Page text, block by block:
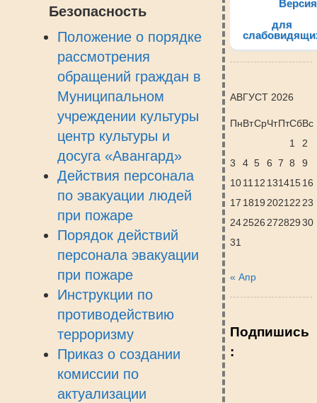
Безопасность
Положение о порядке
рассмотрения
обращений граждан в
Муниципальном
учреждении культуры
центр культуры и
досуга «Авангард»
Действия персонала
по эвакуации людей
при пожаре
Порядок действий
персонала эвакуации
при пожаре
Инструкции по
противодействию
терроризму
Приказ о создании
комиссии по
актуализации
Версия
для
АВГУСТ 2026
ПнВтСрЧтПтСбВс
1
2
3
4 5 6 7 8
9
10 11 12 131415 16
17 1819 2021 22 23
24 2526 27282930
31
« Апр
Подпишись
: